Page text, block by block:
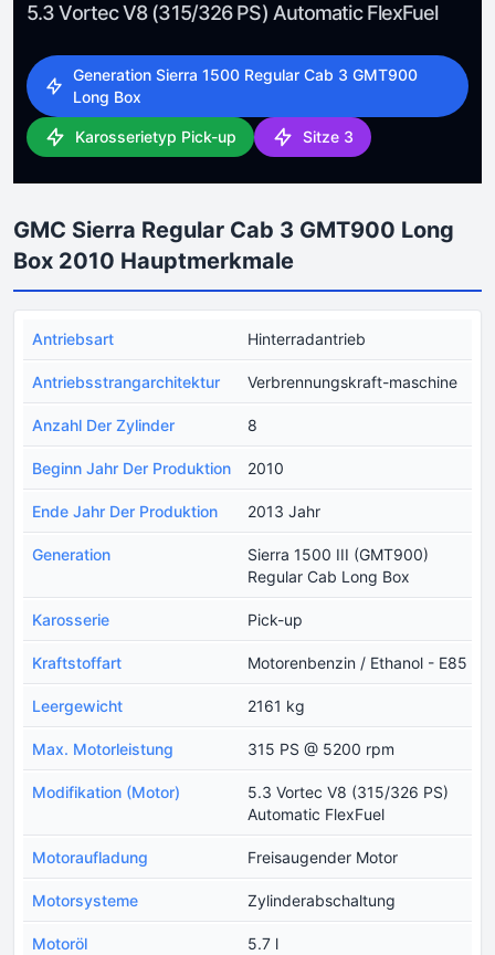
5.3 Vortec V8 (315/326 PS) Automatic FlexFuel
Generation Sierra 1500 Regular Cab 3 GMT900
Long Box
Karosserietyp Pick-up Sitze 3
GMC Sierra Regular Cab 3 GMT900 Long
Box 2010 Hauptmerkmale
Antriebsart Hinterradantrieb
Antriebsstrangarchitektur Verbrennungskraft-maschine
Anzahl Der Zylinder 8
Beginn Jahr Der Produktion 2010
Ende Jahr Der Produktion 2013 Jahr
Generation
Sierra 1500 III (GMT900)
Regular Cab Long Box
Karosserie Pick-up
Kraftstoffart Motorenbenzin / Ethanol - E85
Leergewicht 2161 kg
Max. Motorleistung 315 PS @ 5200 rpm
Modifikation (Motor)
5.3 Vortec V8 (315/326 PS)
Automatic FlexFuel
Motoraufladung Freisaugender Motor
Motorsysteme Zylinderabschaltung
Motoröl 5.7 l